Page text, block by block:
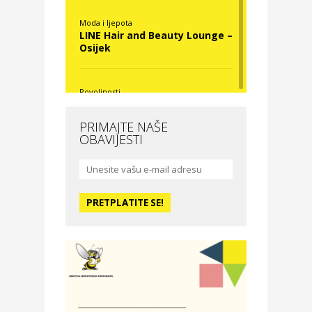
Moda i ljepota
LINE Hair and Beauty Lounge –
Osijek
Povoljnosti
Moda i ljepota
studio – Osijek
Zdravlje i osiguranje
PRIMAJTE NAŠE
OBAVIJESTI